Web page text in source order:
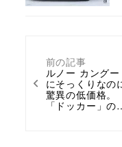
前の記事
ルノー カングー
にそっくりなの
驚異の低価格。
「ドッカー」